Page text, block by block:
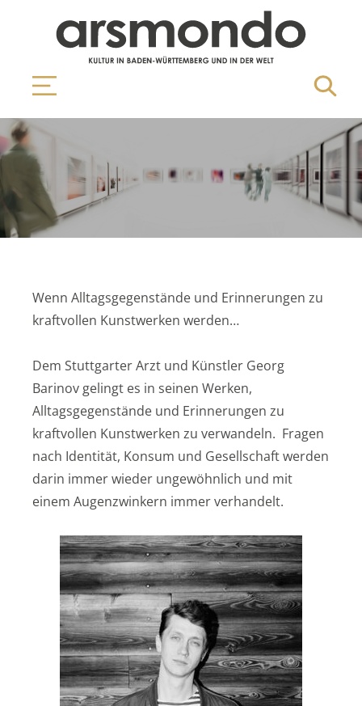
Wenn Alltagsgegenstände und Erinnerungen zu
kraftvollen Kunstwerken werden…
Dem Stuttgarter Arzt und Künstler Georg
Barinov gelingt es in seinen Werken,
Alltagsgegenstände und Erinnerungen zu
kraftvollen Kunstwerken zu verwandeln. Fragen
nach Identität, Konsum und Gesellschaft werden
darin immer wieder ungewöhnlich und mit
einem Augenzwinkern immer verhandelt.